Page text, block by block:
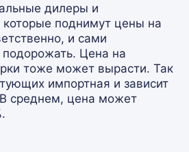
дилеры и
поднимут цены на
и сами
Цена на
тоже может вырасти. Так
импортная и зависит
среднем, цена может